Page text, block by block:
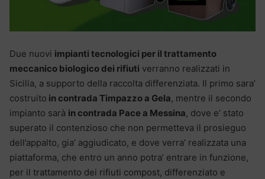
Due nuovi impianti tecnologici per il trattamento
meccanico biologico dei rifiuti verranno realizzati in
Sicilia, a supporto della raccolta differenziata. Il primo sara’
costruito in contrada Timpazzo a Gela, mentre il secondo
impianto sarà in contrada Pace a Messina, dove e’ stato
superato il contenzioso che non permetteva il prosieguo
dell’appalto, gia’ aggiudicato, e dove verra’ realizzata una
piattaforma, che entro un anno potra’ entrare in funzione,
per il trattamento dei rifiuti compost, differenziato e